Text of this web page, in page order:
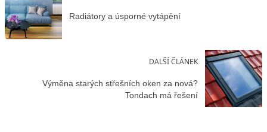
Radiátory a úsporné vytápění
DALŠÍ ČLÁNEK
Výměna starých střešních oken za nová?
Tondach má řešení